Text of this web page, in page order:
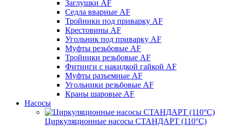
Заглушки AF
Седла вварные AF
Тройники под приварку AF
Крестовины AF
Угольник под приварку AF
Муфты резьбовые AF
Тройники резьбовые AF
Фитинги с накидкой гайкой AF
Муфты разъемные AF
Угольники резьбовые AF
Краны шаровые AF
Насосы
Циркуляционные насосы СТАНДАРТ (110°C)